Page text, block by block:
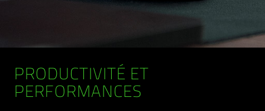
PRODUCTIVITÉ ET
PERFORMANCES